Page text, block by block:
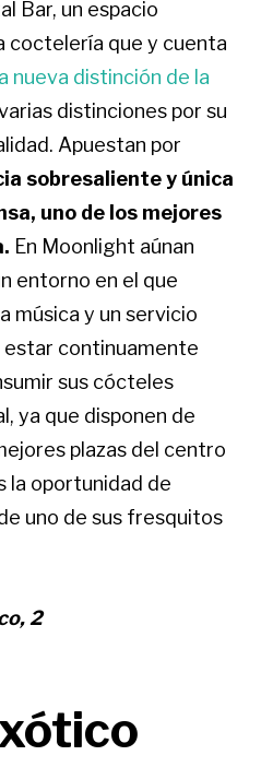
Bar, un espacio
coctelería que y cuenta
nueva distinción de la
distinciones por su
Apuestan por
sobresaliente y única
uno de los mejores
En Moonlight aúnan
entorno en el que
música y un servicio
estar continuamente
sus cócteles
ya que disponen de
plazas del centro
la oportunidad de
uno de sus fresquitos
2